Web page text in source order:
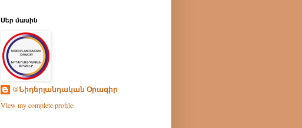
Մեր մասին
@Նիդերլանդական Օրագիր
View my complete profile